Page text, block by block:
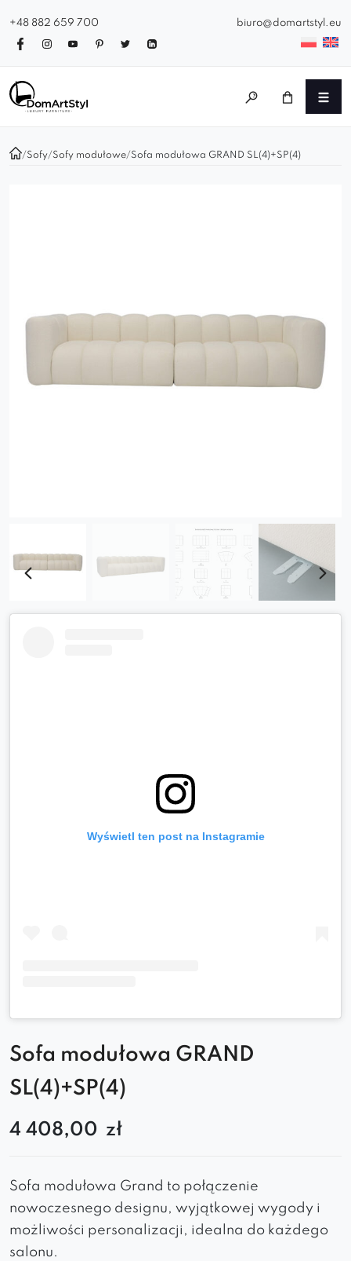
+48 882 659 700 biuro@domartstyl.eu
/Sofy/Sofy modułowe/Sofa modułowa GRAND SL(4)+SP(4)
Wyświetl ten post na Instagramie
Sofa modułowa GRAND
SL(4)+SP(4)
4 408,00 zł
Sofa modułowa Grand to połączenie
nowoczesnego designu, wyjątkowej wygody i
możliwości personalizacji, idealna do każdego
salonu.